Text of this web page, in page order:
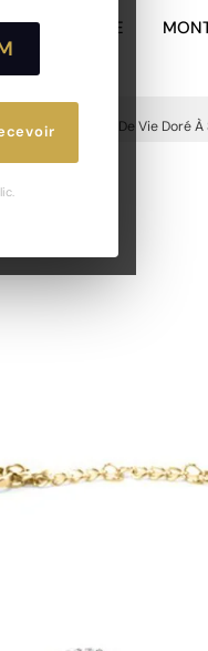
HOMME
Femme - Arbre De Vie Doré À